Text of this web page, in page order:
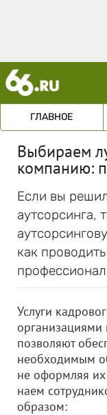
ГЛАВНОЕ
Выбираем
компанию:
Если вы
аутсорсинга,
как
Услуги
организациями
позволяют
необходимым
не оформляя
наем
образом: